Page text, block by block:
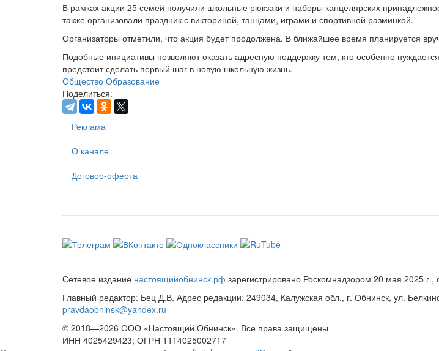
В рамках акции 25 семей получили школьные рюкзаки и наборы канцелярских
также организовали праздник с викториной, танцами, играми и спортивной разминкой.
Организаторы отметили, что акция будет продолжена. В ближайшее время планируется
Подобные инициативы позволяют оказать адресную поддержку тем, кто особенно
предстоит сделать первый шаг в новую школьную жизнь.
Общество Образование
Поделиться:
Реклама
О канале
Договор-оферта
Сетевое издание настоящийобнинск.рф зарегистрировано Роскомнадзором 20 мая 2025
Главный редактор: Бец Д.В. Адрес редакции: 249034, Калужская обл., г. Обнинск, ул.
pravdaobninsk@yandex.ru
© 2018—2026 ООО «Настоящий Обнинск». Все права защищены
ИНН 4025429423; ОГРН 1114025002717